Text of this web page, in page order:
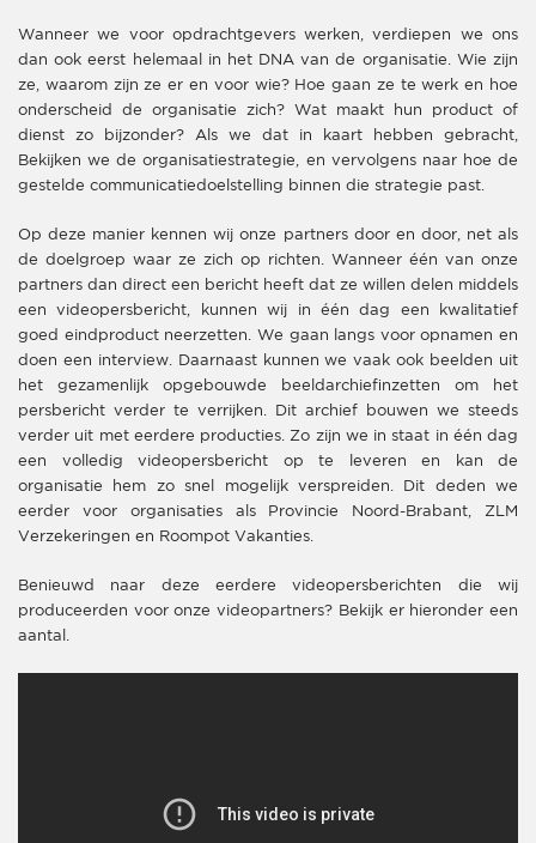
Wanneer we voor opdrachtgevers werken, verdiepen we ons
dan ook eerst helemaal in het DNA van de organisatie. Wie zijn
ze, waarom zijn ze er en voor wie? Hoe gaan ze te werk en hoe
onderscheid de organisatie zich? Wat maakt hun product of
dienst zo bijzonder? Als we dat in kaart hebben gebracht,
Bekijken we de organisatiestrategie, en vervolgens naar hoe de
gestelde communicatiedoelstelling binnen die strategie past.
Op deze manier kennen wij onze partners door en door, net als
de doelgroep waar ze zich op richten. Wanneer één van onze
partners dan direct een bericht heeft dat ze willen delen middels
een videopersbericht, kunnen wij in één dag een kwalitatief
goed eindproduct neerzetten. We gaan langs voor opnamen en
doen een interview. Daarnaast kunnen we vaak ook beelden uit
het gezamenlijk opgebouwde beeldarchiefinzetten om het
persbericht verder te verrijken. Dit archief bouwen we steeds
verder uit met eerdere producties. Zo zijn we in staat in één dag
een volledig videopersbericht op te leveren en kan de
organisatie hem zo snel mogelijk verspreiden. Dit deden we
eerder voor organisaties als Provincie Noord-Brabant, ZLM
Verzekeringen en Roompot Vakanties.
Benieuwd naar deze eerdere videopersberichten die wij
produceerden voor onze videopartners? Bekijk er hieronder een
aantal.